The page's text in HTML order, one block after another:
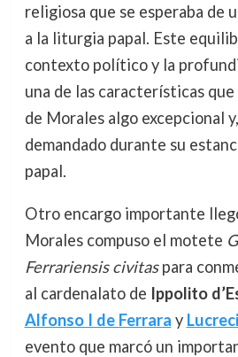
religiosa que se esperaba de
a la liturgia papal. Este
contexto político y la
una de las características que
de Morales algo excepcional
demandado durante su
papal.
Otro encargo importante
Morales compuso el motete
Ferrariensis civitaspara
al cardenalato de Ippolito
Alfonso I de Ferrara y
evento que marcó un